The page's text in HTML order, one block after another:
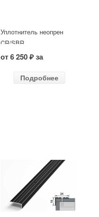
Уплотнитель неопрен
CR/SBR
от 6 250 ₽ за
Подробнее